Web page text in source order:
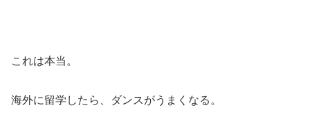
これは本当。
海外に留学したら、ダンスがうまくなる。